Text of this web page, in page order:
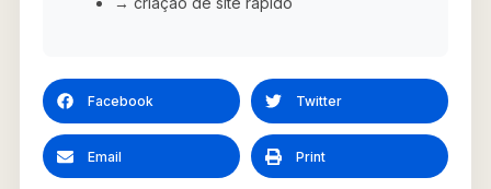
Facebook Twitter
Email Print